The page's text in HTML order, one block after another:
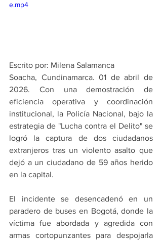
e.mp4
Escrito por: Milena Salamanca
Soacha, Cundinamarca. 01 de abril de
2026. Con una demostración de
eficiencia operativa y coordinación
institucional, la Policía Nacional, bajo la
estrategia de "Lucha contra el Delito" se
logró la captura de dos ciudadanos
extranjeros tras un violento asalto que
dejó a un ciudadano de 59 años herido
en la capital.
El incidente se desencadenó en un
paradero de buses en Bogotá, donde la
víctima fue abordada y agredida con
armas cortopunzantes para despojarla